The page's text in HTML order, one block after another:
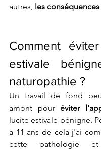
autres, les
Comment
estivale
naturopathie ?
Un travail de fond
amont pour éviter
lucite estivale bénigne.
a 11 ans de cela j'ai
cette pathologie